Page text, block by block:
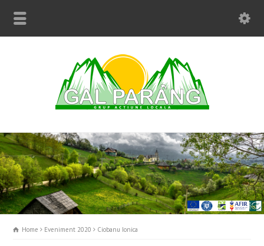
Home Eveniment 2020 Ciobanu Ionica